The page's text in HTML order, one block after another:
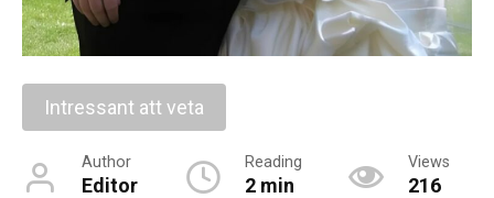
Intressant att veta
Author
Editor
Reading
2 min
Views
216